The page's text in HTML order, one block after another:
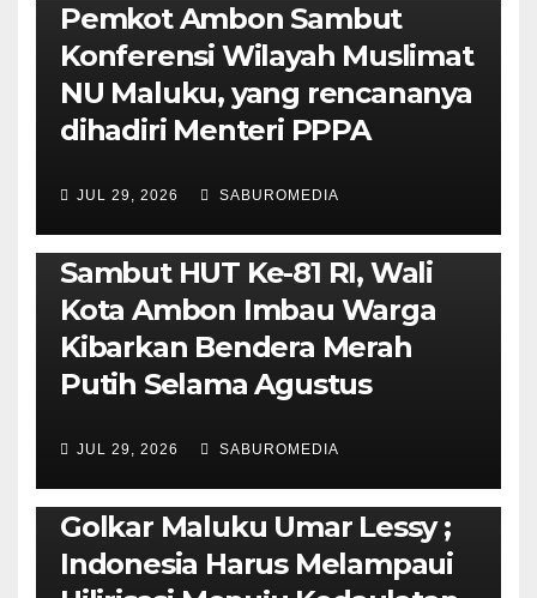
Pemkot Ambon Sambut
Konferensi Wilayah Muslimat
NU Maluku, yang rencananya
dihadiri Menteri PPPA
JUL 29, 2026 SABUROMEDIA
AMBON METRO POLITIK & PEMERINTAHAN
Sambut HUT Ke-81 RI, Wali
Kota Ambon Imbau Warga
Kibarkan Bendera Merah
Putih Selama Agustus
JUL 29, 2026 SABUROMEDIA
PENDIDIKAN & OLAHRAGA THE MOLUCCAS
Isi Materi LK-III HMI, Ketua
Golkar Maluku Umar Lessy ;
Indonesia Harus Melampaui